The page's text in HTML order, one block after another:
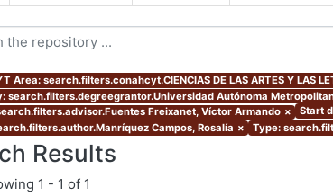
Area: search.filters.conahcyt.CIENCIAS DE LAS ARTES Y LAS
search.filters.degreegrantor.Universidad Autónoma
Freixanet, Víctor Armando × Start
Campos, Rosalía × Type:
Results
1 - 1 of 1